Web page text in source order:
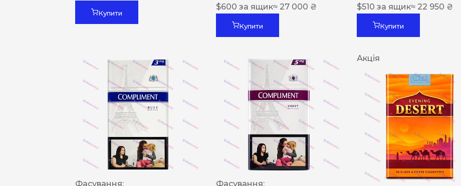
Купити
$600 за ящик≈ 27 000 ₴
Купити
$510 за ящик≈ 22 950 ₴
Купити
Фасування:
Фасування:
Акція